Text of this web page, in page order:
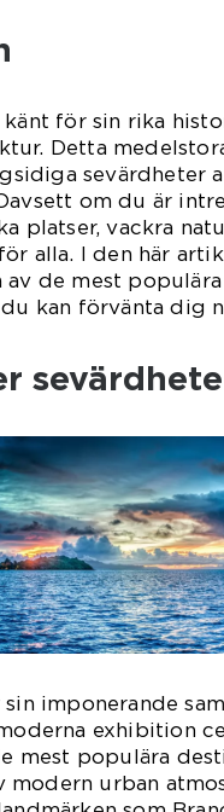
för sin rika
Detta
om du är
platser, vackra
alla. I den här
de mest
kan förvänta dig
imponerande
exhibition
mest populära
modern urban